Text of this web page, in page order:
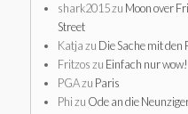
shark2015zu Moon over
Street
Katjazu Die Sache mit den
Fritzoszu Einfach nur wow!
PGAzu Paris
Phizu Ode an die